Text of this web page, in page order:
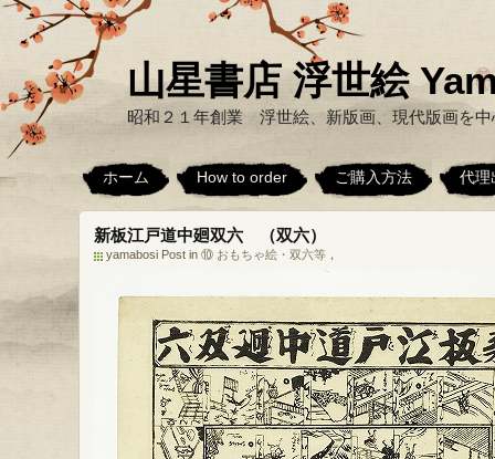
山星書店 浮世絵
昭和２１年創業 浮世絵、新版画、現代版画を
ホーム How to order ご購入方法 代理
新板江戸道中廻双六 （双六）
yamabosi Post in ⑩ おもちゃ絵・双六等 ，